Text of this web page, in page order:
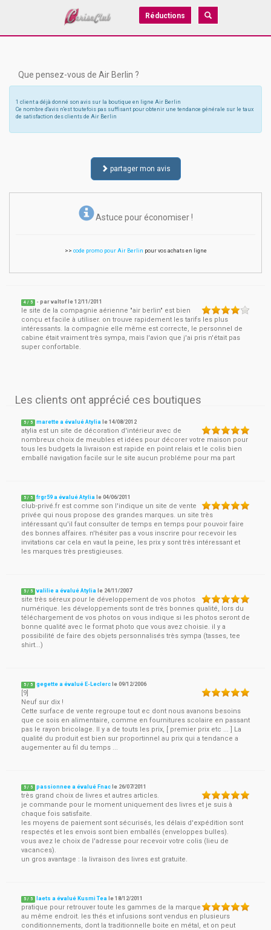
Réductions
Que pensez-vous de Air Berlin ?
1 client a déjà donné son avis sur la boutique en ligne Air Berlin
Ce nombre d'avis n'est toutefois pas suffisant pour obtenir une tendance générale sur le taux
de satisfaction des clients de Air Berlin
partager mon avis
Astuce pour économiser !
>> code promo pour Air Berlin pour vos achats en ligne
4 / 5 - parvaltofle12/11/2011
le site de la compagnie aérienne "air berlin" est bien
conçu et facile à utiliser. on trouve rapidement les tarifs les plus
intéressants. la compagnie elle même est correcte, le personnel de
cabine était vraiment très sympa, mais l'avion que j'ai pris n'était pas
super confortable.
Les clients ont apprécié ces boutiques
5 / 5 marette a évalué Atylia le14/08/2012
atylia est un site de décoration d'intérieur avec de
nombreux choix de meubles et idées pour décorer votre maison pour
tous les budgets la livraison est rapide en point relais et le colis bien
emballé navigation facile sur le site aucun probléme pour ma part
5 / 5 frgr59 a évalué Atylia le04/06/2011
club-privé.fr est comme son l'indique un site de vente
privée qui nous propose des grandes marques. un site très
intéressant qu'il faut consulter de temps en temps pour pouvoir faire
des bonnes affaires. n'hésiter pas a vous inscrire pour recevoir les
invitations car cela en vaut la peine, les prix y sont très intéressant et
les marques très prestigieuses.
5 / 5 valilie a évalué Atylia le 24/11/2007
site très séreux pour le développement de vos photos
numérique. les développements sont de très bonnes qualité, lors du
téléchargement de vos photos on vous indique si les photos seront de
bonne qualité avec le format photo que vous avez choisie. il y a
possibilité de faire des objets personnalisés très sympa (tasses, tee
shirt...)
5 / 5 gegette a évalué E-Leclerc le09/12/2006
[9]
Neuf sur dix !
Cette surface de vente regroupe tout ec dont nous avanons besoins
que ce sois en alimentaire, comme en fournitures scolaire en passant
pas le rayon bricolage. Il y a de touts les prix, [ premier prix etc ... ] La
qualité du produit est bien sur proportinnel au prix qui a tendance a
augementer au fil du temps ...
5 / 5 passionnee a évalué Fnac le 26/07/2011
très grand choix de livres et autres articles.
je commande pour le moment uniquement des livres et je suis à
chaque fois satisfaite.
les moyens de paiement sont sécurisés, les délais d'expédition sont
respectés et les envois sont bien emballés (enveloppes bulles).
vous avez le choix de l'adresse pour recevoir votre colis (lieu de
vacances).
un gros avantage : la livraison des livres est gratuite.
5 / 5 laets a évalué Kusmi Tea le18/12/2011
pratique pour retrouver toute les gammes de la marque
au même endroit. les thés et infusions sont vendus en plusieurs
conditionnements, dont la traditionnelle boite en métal, et on peut